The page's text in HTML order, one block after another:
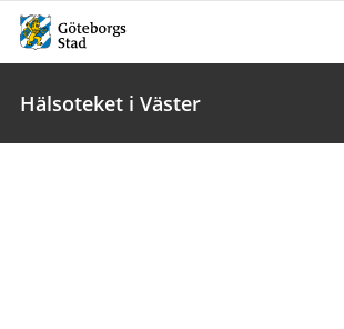
Hälsoteket i Väster